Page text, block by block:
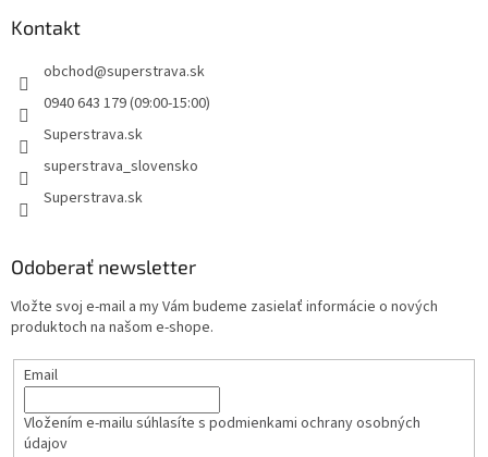
Kontakt
obchod@superstrava.sk
0940 643 179 (09:00-15:00)
Superstrava.sk
superstrava_slovensko
Superstrava.sk
Odoberať newsletter
Vložte svoj e-mail a my Vám budeme zasielať informácie o nových
produktoch na našom e-shope.
Email
Vložením e-mailu súhlasíte s podmienkami ochrany osobných
údajov